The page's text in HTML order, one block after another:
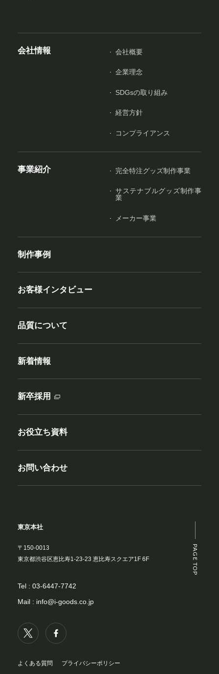
PAGE TOP
会社情報 会社概要
企業理念
SDGsの取り組み
経営方針
コンプライアンス
事業紹介 完全特注グッズ制作事業
サステナブルグッズ制作事
業
メーカー事業
制作事例
お客様インタビュー
品質について
新着情報
新卒採用
お役立ち資料
お問い合わせ
東京本社
〒150-0013
東京都渋谷区恵比寿1-23-23 恵比寿スクエア1F 6F
Tel : 03-6447-7742
Mail : info@i-goods.co.jp
よくある質問 プライバシーポリシー